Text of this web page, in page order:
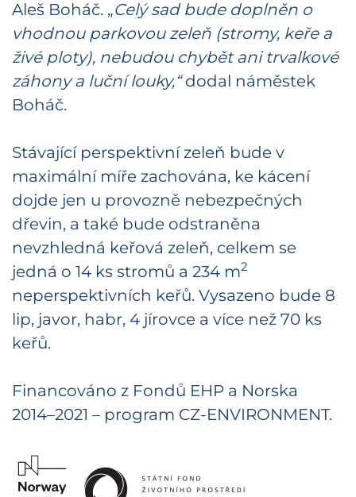
Aleš Boháč. „Celý sad bude doplněn o
vhodnou parkovou zeleň (stromy, keře a
živé ploty), nebudou chybět ani trvalkové
záhony a luční louky,“dodal náměstek
Boháč.
Stávající perspektivní zeleň bude v
maximální míře zachována, ke kácení
dojde jen u provozně nebezpečných
dřevin, a také bude odstraněna
nevzhledná keřová zeleň, celkem se
jedná o 14 ks stromů a 234 m2
neperspektivních keřů. Vysazeno bude 8
lip, javor, habr, 4 jírovce a více než 70 ks
keřů.
Financováno z Fondů EHP a Norska
2014–2021 – program CZ-ENVIRONMENT.